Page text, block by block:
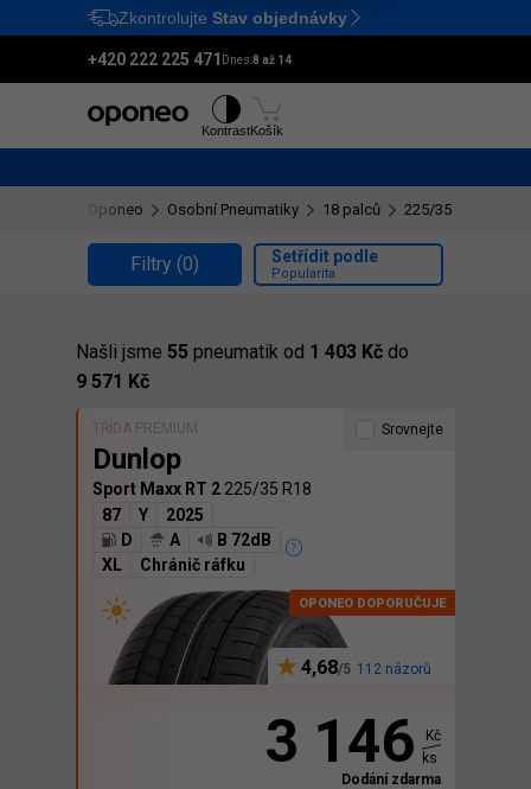
Ctrl M
Zkontrolujte Stav objednávky
+420 222 225 471 Dnes:8 až 14
KontrastKošík
Oponeo Osobní Pneumatiky 18 palců 225/35 R18
Filtry (0)
Našli jsme 55 pneumatik od 1 403 Kč do
9 571 Kč
Setřídit podle
Popularita
TŘÍDA PREMIUM
Dunlop
Sport Maxx RT 2 225/35 R18
87
Y
2025
D
A
B 72dB
XL
Chránič ráfku
4,68 112 názorů
Srovnejte
3 146
Kč
ks
Dodání zdarma